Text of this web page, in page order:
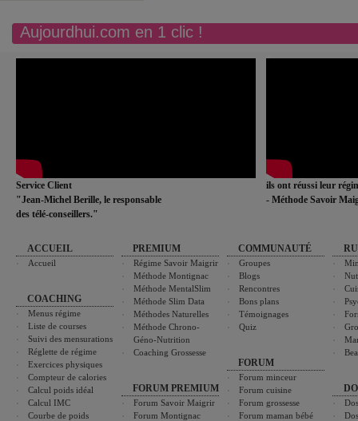
Aujourdhui.com en 1 clic !
Service Client
"Jean-Michel Berille, le responsable
des télé-conseillers."
ils ont réussi leur
- Méthode Savoir
ACCUEIL
Accueil
COACHING
Menus régime
Liste de courses
Suivi des mensurations
Réglette de régime
Exercices physiques
Compteur de calories
Calcul poids idéal
Calcul IMC
Courbe de poids
PREMIUM
Régime Savoir Maigrir
Méthode Montignac
Méthode MentalSlim
Méthode Slim Data
Méthodes Naturelles
Méthode Chrono-
Géno-Nutrition
Coaching Grossesse
FORUM PREMIUM
Forum Savoir Maigrir
Forum Montignac
COMMUNAUTÉ
Groupes
Blogs
Rencontres
Bons plans
Témoignages
Quiz
FORUM
Forum minceur
Forum cuisine
Forum grossesse
Forum maman bébé